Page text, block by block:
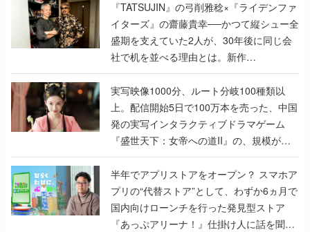
く
『TATSUJIN』の弓削雅稔×『ライデンファ
イターズ』の齋藤貴幸──かつて縦シュー全
盛期を支えていた2人が、30年後に同じ会
社で机を並べる理由とは。新作
『TATSUJIN EXTREME』で初タッグを組
んだレジェンド2人に訊く開発秘話
実写映像1000分、ルート分岐100種類以
上。配信開始5日で100万本を売った、中国
発の実写インタラクティブドラマゲーム
『盛世天下：女帝への道II』の、規模が違
うこだわりをプロデューサーに聞いた
半年でアプリストアをオープン？ スマホア
プリの“代替ストア”として、わずか6ヵ月で
国内向けローンチを行った発見型ストア
『あっぷアリーナ！』仕掛け人に話を聞い